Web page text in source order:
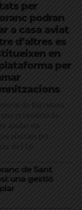
per
podran
a casa aviat
d’altres es
en
per
de Barcelona
una proposició de
ajudar els
afectats per
de l'L9
de Sant
una gestió